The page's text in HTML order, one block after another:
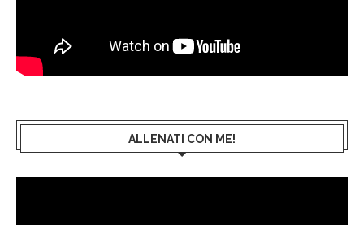
ALLENATI CON ME!